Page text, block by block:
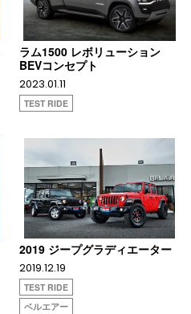
ラム1500 レボリューション
BEVコンセプト
2023.01.11
TEST RIDE
2019 ジープグラディエーター
2019.12.19
TEST RIDE
ベルエアー